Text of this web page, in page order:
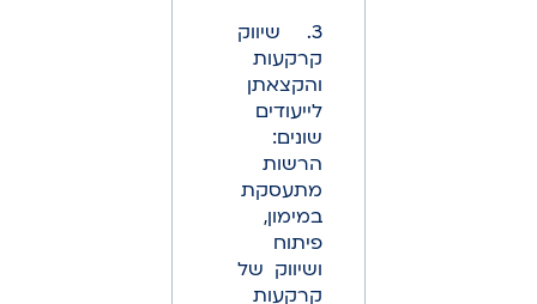
3. שיווק
קרקעות
והקצאתן
לייעודים
שונים:
הרשות
מתעסקת
במימון,
פיתוח
ושיווק של
קרקעות